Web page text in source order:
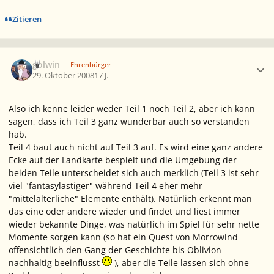
Zitieren
golwin Ehrenbürger
29. Oktober 200817 J.
Also ich kenne leider weder Teil 1 noch Teil 2, aber ich kann
sagen, dass ich Teil 3 ganz wunderbar auch so verstanden
hab.
Teil 4 baut auch nicht auf Teil 3 auf. Es wird eine ganz andere
Ecke auf der Landkarte bespielt und die Umgebung der
beiden Teile unterscheidet sich auch merklich (Teil 3 ist sehr
viel "fantasylastiger" während Teil 4 eher mehr
"mittelalterliche" Elemente enthält). Natürlich erkennt man
das eine oder andere wieder und findet und liest immer
wieder bekannte Dinge, was natürlich im Spiel für sehr nette
Momente sorgen kann (so hat ein Quest von Morrowind
offensichtlich den Gang der Geschichte bis Oblivion
nachhaltig beeinflusst
), aber die Teile lassen sich ohne